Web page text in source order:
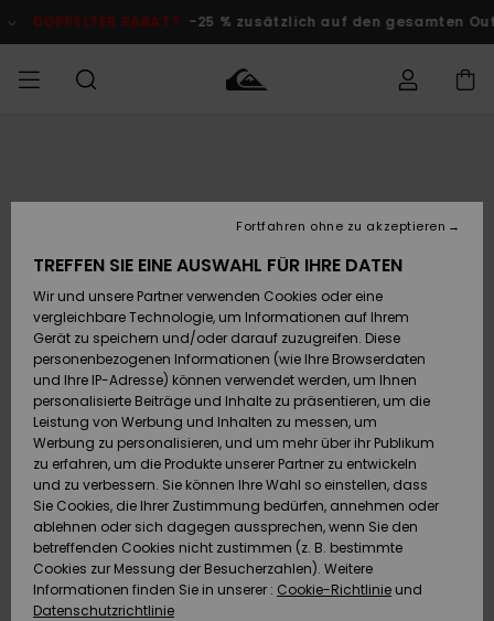
Produktinformation
DOPPELTER RABATT -25 % zusätzlich auf den gesamten
Accessoires
Schuhe&
Flip-Flops
Surf
Snow
Brandneu
Accessoires
Schuhe&
Flip-Flops
Surf
Snow
Brandneu
FRAUEN
Brandneu
Highlights
Snow
SURF
Kinder
Highlights
Community
SNOW
Snow Shop
Kinder
Snow Shop
Damen
Highlights
Community
DOPPELTER
RABATT
KINDER
Outlet
Frauen
HILFE & KONTAKT
Retouren
Bezahlung
Geschenkkarte
Quiksilver
Freedom
Datenschutz
NACHHALTIGKEIT
TREFFEN SIE EINE AUSWAHL FÜR IHRE DATEN
Wir und unsere Partner verwenden Cookies oder eine
vergleichbare Technologie, um Informationen auf Ihrem
Gerät zu speichern und/oder darauf zuzugreifen. Diese
personenbezogenen Informationen (wie Ihre Browserdaten
und Ihre IP-Adresse) können verwendet werden, um Ihnen
personalisierte Beiträge und Inhalte zu präsentieren, um die
Leistung von Werbung und Inhalten zu messen, um
Werbung zu personalisieren, und um mehr über ihr Publikum
zu erfahren, um die Produkte unserer Partner zu entwickeln
und zu verbessern. Sie können Ihre Wahl so einstellen, dass
Sie Cookies, die Ihrer Zustimmung bedürfen, annehmen oder
ablehnen oder sich dagegen aussprechen, wenn Sie den
betreffenden Cookies nicht zustimmen (z. B. bestimmte
Cookies zur Messung der Besucherzahlen). Weitere
Informationen finden Sie in unserer : Cookie-Richtlinie und
Datenschutzrichtlinie
Fortfahren ohne zu akzeptieren